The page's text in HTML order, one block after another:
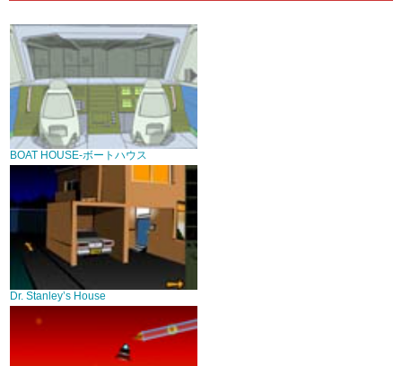
BOAT HOUSE-ボートハウス
Dr. Stanley’s House